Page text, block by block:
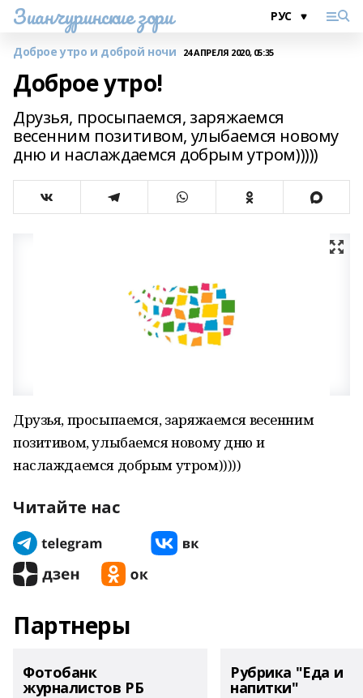
Зианчуринские зори
Доброе утро и доброй ночи 24 АПРЕЛЯ 2020, 05:35
Доброе утро!
Друзья, просыпаемся, заряжаемся
весенним позитивом, улыбаемся новому
дню и наслаждаемся добрым утром)))))
Друзья, просыпаемся, заряжаемся весенним
позитивом, улыбаемся новому дню и
наслаждаемся добрым утром)))))
Читайте нас
Партнеры
Фотобанк
журналистов РБ
Рубрика "Еда и
напитки"